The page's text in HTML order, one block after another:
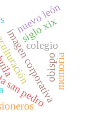
pedro
imagen corporativa
siglo xix
colegio
obispo
nuevo león
memoria